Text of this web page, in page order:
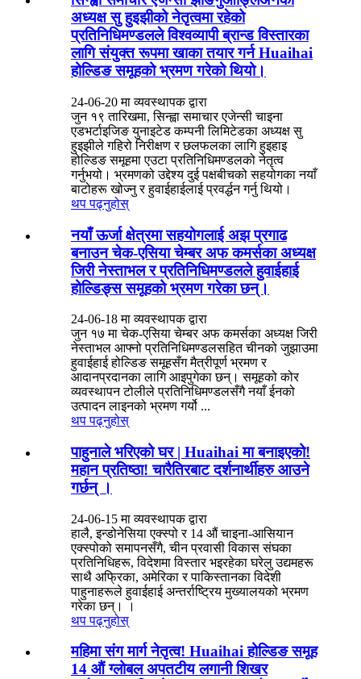
अध्यक्ष सु हुइझीको नेतृत्वमा रहेको
प्रतिनिधिमण्डलले विश्वव्यापी ब्रान्ड विस्तारका
लागि संयुक्त रूपमा खाका तयार गर्न Huaihai
होल्डिङ समूहको भ्रमण गरेको थियो।
24-06-20 मा व्यवस्थापक द्वारा
जुन १९ तारिखमा, सिन्ह्वा समाचार एजेन्सी चाइना
एडभर्टाइजिङ युनाइटेड कम्पनी लिमिटेडका अध्यक्ष सु
हुइझीले गहिरो निरीक्षण र छलफलका लागि हुइहाइ
होल्डिङ समूहमा एउटा प्रतिनिधिमण्डलको नेतृत्व
गर्नुभयो। भ्रमणको उद्देश्य दुई पक्षबीचको सहयोगका नयाँ
बाटोहरू खोज्नु र हुवाईहाईलाई प्रवर्द्धन गर्नु थियो।
थप पढ्नुहोस्
नयाँ ऊर्जा क्षेत्रमा सहयोगलाई अझ प्रगाढ
बनाउन चेक-एसिया चेम्बर अफ कमर्सका अध्यक्ष
जिरी नेस्ताभल र प्रतिनिधिमण्डलले हुवाईहाई
होल्डिङ्स समूहको भ्रमण गरेका छन्।
24-06-18 मा व्यवस्थापक द्वारा
जुन १७ मा चेक-एसिया चेम्बर अफ कमर्सका अध्यक्ष जिरी
नेस्ताभल आफ्नो प्रतिनिधिमण्डलसहित चीनको जुझाउमा
हुवाईहाई होल्डिङ समूहसँग मैत्रीपूर्ण भ्रमण र
आदानप्रदानका लागि आइपुगेका छन्। समूहको कोर
व्यवस्थापन टोलीले प्रतिनिधिमण्डलसँगै नयाँ ईनको
उत्पादन लाइनको भ्रमण गर्यो ...
थप पढ्नुहोस्
पाहुनाले भरिएको घर | Huaihai मा बनाइएको!
महान प्रतिष्ठा! चारैतिरबाट दर्शनार्थीहरु आउने
गर्छन् ।
24-06-15 मा व्यवस्थापक द्वारा
हालै, इन्डोनेसिया एक्स्पो र 14 औं चाइना-आसियान
एक्स्पोको समापनसँगै, चीन प्रवासी विकास संघका
प्रतिनिधिहरू, विदेशमा विस्तार भइरहेका घरेलु उद्यमहरू
साथै अफ्रिका, अमेरिका र पाकिस्तानका विदेशी
पाहुनाहरूले हुवाईहाई अन्तर्राष्ट्रिय मुख्यालयको भ्रमण
गरेका छन्। ।
थप पढ्नुहोस्
महिमा संग मार्ग नेतृत्व! Huaihai होल्डिङ समूह
14 औं ग्लोबल अपतटीय लगानी शिखर